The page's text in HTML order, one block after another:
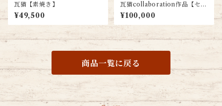
瓦猫【素焼き】
¥49,500
瓦猫collaboration作品【セメ
ントデザイン】受注生産品
¥100,000
商品一覧に戻る